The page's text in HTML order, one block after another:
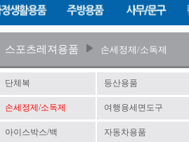
스포츠레져용품 손세정제/소독제
단체복 등산용품
손세정제/소독제 여행용세면도구
아이스박스/백 자동차용품